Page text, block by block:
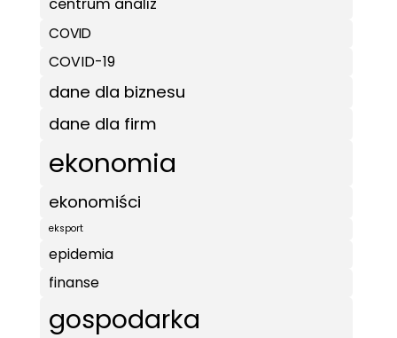
COVID
COVID-19
dane dla biznesu
dane dla firm
ekonomia
ekonomiści
eksport
epidemia
finanse
gospodarka